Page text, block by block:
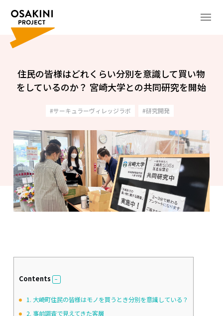
住民の皆様はどれくらい分別を意識して買い物
をしているのか？ 宮崎大学との共同研究を開始
サーキュラーヴィレッジラボ 研究開発
Contents
1. 大崎町住民の皆様はモノを買うとき分別を意識している？
2. 事前調査で見えてきた客層